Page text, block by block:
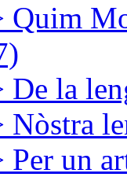
Quim
la
Per un